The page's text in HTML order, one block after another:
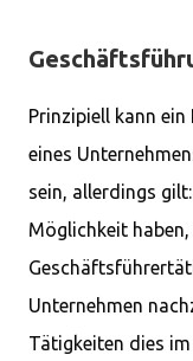
Prinzipiell kann
eines
sein, allerdings
Möglichkeit
Unternehmen
Tätigkeiten dies